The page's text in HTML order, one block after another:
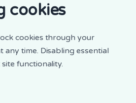
cookies
cookies through your
any time. Disabling essential
functionality.